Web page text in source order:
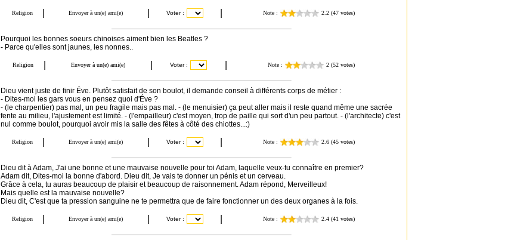
Pourquoi les bonnes soeurs chinoises aiment bien les Beatles ?
- Parce qu'elles sont jaunes, les nonnes..
Dieu vient juste de finir Éve. Plutôt satisfait de son boulot, il demande conseil à différents corps de métier :
- Dites-moi les gars vous en pensez quoi d'Éve ?
- (le charpentier) pas mal, un peu fragile mais pas mal. - (le menuisier) ça peut aller mais il reste quand même une sacrée
fente au milieu, l'ajustement est limité. - (l'empailleur) c'est moyen, trop de paille qui sort d'un peu partout. - (l'architecte) c'est
nul comme boulot, pourquoi avoir mis la salle des fêtes à côté des chiottes...:)
Dieu dit à Adam, J'ai une bonne et une mauvaise nouvelle pour toi Adam, laquelle veux-tu connaître en premier?
Adam dit, Dites-moi la bonne d'abord. Dieu dit, Je vais te donner un pénis et un cerveau.
Grâce à cela, tu auras beaucoup de plaisir et beaucoup de raisonnement. Adam répond, Merveilleux!
Mais quelle est la mauvaise nouvelle?
Dieu dit, C'est que ta pression sanguine ne te permettra que de faire fonctionner un des deux organes à la fois.